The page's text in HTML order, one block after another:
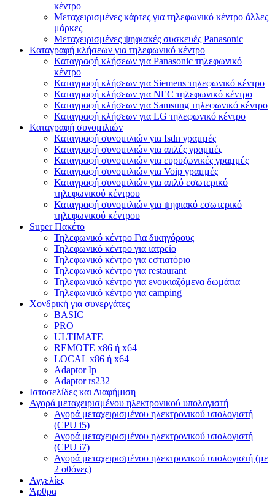
κέντρο
Μεταχειρισμένες κάρτες για τηλεφωνικό κέντρο άλλες
μάρκες
Μεταχειρισμένες ψηφιακές συσκευές Panasonic
Καταγραφή κλήσεων για τηλεφωνικό κέντρο
Καταγραφή κλήσεων για Panasonic τηλεφωνικό
κέντρο
Καταγραφή κλήσεων για Siemens τηλεφωνικό κέντρο
Καταγραφή κλήσεων για NEC τηλεφωνικό κέντρο
Καταγραφή κλήσεων για Samsung τηλεφωνικό κέντρο
Καταγραφή κλήσεων για LG τηλεφωνικό κέντρο
Καταγραφή συνομιλιών
Καταγραφή συνομιλιών για Isdn γραμμές
Καταγραφή συνομιλιών για απλές γραμμές
Καταγραφή συνομιλιών για ευρυζωνικές γραμμές
Καταγραφή συνομιλιών για Voip γραμμές
Καταγραφή συνομιλιών για απλό εσωτερικό
τηλεφωνικού κέντρου
Καταγραφή συνομιλιών για ψηφιακό εσωτερικό
τηλεφωνικού κέντρου
Super Πακέτο
Τηλεφωνικό κέντρο Για δικηγόρους
Τηλεφωνικό κέντρο για ιατρείο
Τηλεφωνικό κέντρο για εστιατόριο
Τηλεφωνικό κέντρο για restaurant
Τηλεφωνικό κέντρο για ενοικιαζόμενα δωμάτια
Τηλεφωνικό κέντρο για camping
Χονδρική για συνεργάτες
BASIC
PRO
ULTIMATE
REMOTE x86 ή x64
LOCAL x86 ή x64
Adaptor Ip
Adaptor rs232
Ιστοσελίδες και Διαφήμιση
Αγορά μεταχειρισμένου ηλεκτρονικού υπολογιστή
Αγορά μεταχειρισμένου ηλεκτρονικού υπολογιστή
(CPU i5)
Αγορά μεταχειρισμένου ηλεκτρονικού υπολογιστή
(CPU i7)
Αγορά μεταχειρισμένου ηλεκτρονικού υπολογιστή (με
2 οθόνες)
Αγγελίες
Άρθρα